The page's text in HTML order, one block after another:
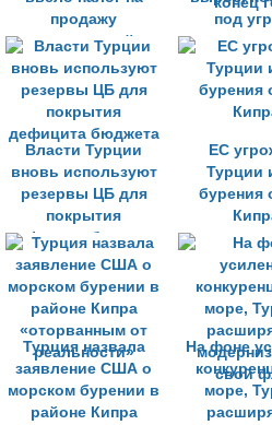
продажу
иностранной
валюты
под
конец
Власти Турции
вновь используют
резервы ЦБ для
покрытия
дефицита бюджета
ЕС
Турции
бурения
Турция назвала
заявление США о
морском бурении в
районе Кипра
На фоне
море,